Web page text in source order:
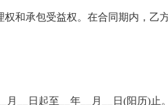
和承包受益权。在合同期内，乙
__日起至__年__月__日(阳历)止。